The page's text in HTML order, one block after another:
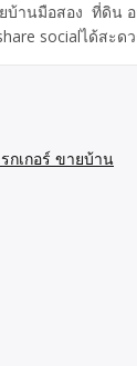
บ้านมือสอง ที่ดิ
socialได้สะ